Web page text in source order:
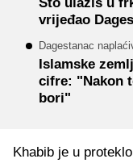
vrijeđao
Dagestanac
Islamske
cifre: "Nakon
bori"
Khabib je u